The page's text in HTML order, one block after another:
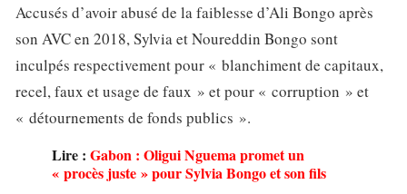
Accusés d’avoir abusé de la faiblesse d’Ali Bongo après
son AVC en 2018, Sylvia et Noureddin Bongo sont
inculpés respectivement pour « blanchiment de capitaux,
recel, faux et usage de faux » et pour « corruption » et
« détournements de fonds publics ».
Lire : Gabon : Oligui Nguema promet un
« procès juste » pour Sylvia Bongo et son fils